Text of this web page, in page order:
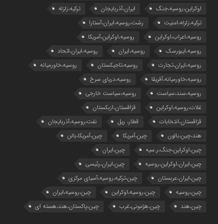
اوکراین،روسیه،جنگ
ایران،آذربایجان
ترکیه،زلزله
ترکیه،زلزله،امنیت
رشت،روسیه،ایران،آستارا
روسیه،اعراب،اوکراین
روسیه،اوکراین،آمریکا
روسیه،ایبورسک
روسیه،ایران
روسیه،ایران،اتحاد
روسیه،ایران،تجارت
روسیه،تاجیکستان
روسیه،خاورمیانه
روسیه،خاورمیانه،آفریقا
روسیه،دریای سرخ
روسیه،سند،سیاست
روسیه،سیاست خارجی
غلات،روسیه،اوکراین
قزاقستان،ازبکستان
قزاقستان،انتخابات
قطار، ریل
نفت،روسیه،آذربایجان
هند،چین،بالون
چین،آمریکا
چین،آمریکا،بالن
چین،اوکراین،جنگ،ر.سیه
چین،ایران
چین،ایران،اوکراین،روسیه
چین،ایران،رئیسی
چین،ایران،عربستان
چین،ترکیه،روسیه،آسیای مرکزی
چین،روسیه
چین،روسیه،اوکراین
چین،روسیه،ایران
چین،هند
چین،هژمونی،غرب چین،پاکستان،هند،هسته ای